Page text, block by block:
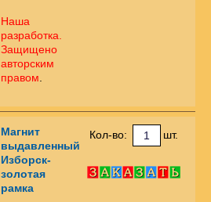
Наша
разработка.
Защищено
авторским
правом
Магнит
выдавленный
Изборск-
золотая
рамка
Кол-во: шт.